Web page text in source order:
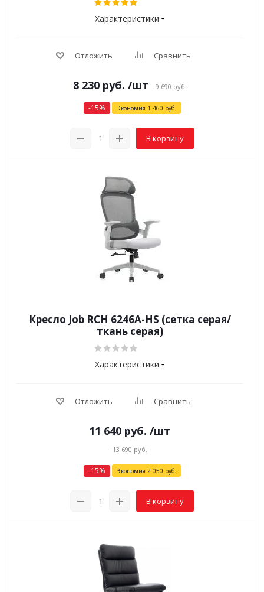
Характеристики
Отложить Сравнить
8 230руб. /шт 9 690руб.
-15% Экономия 1 460 руб.
В корзину
Кресло Job RCH 6246A-HS (сетка серая/
ткань серая)
Характеристики
Отложить Сравнить
11 640 руб. /шт
13 690руб.
-15% Экономия 2 050 руб.
В корзину